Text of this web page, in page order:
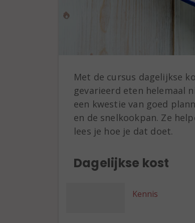
Met de cursus dagelijkse
gevarieerd eten helemaal
een kwestie van goed
en de snelkookpan. Ze
lees je hoe je dat doet.
Dagelijkse kost
Kennis